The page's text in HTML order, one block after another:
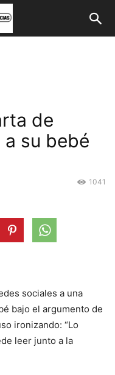
de
a su bebé
1041
sociales a una
bajo el argumento de
ironizando: “Lo
leer junto a la